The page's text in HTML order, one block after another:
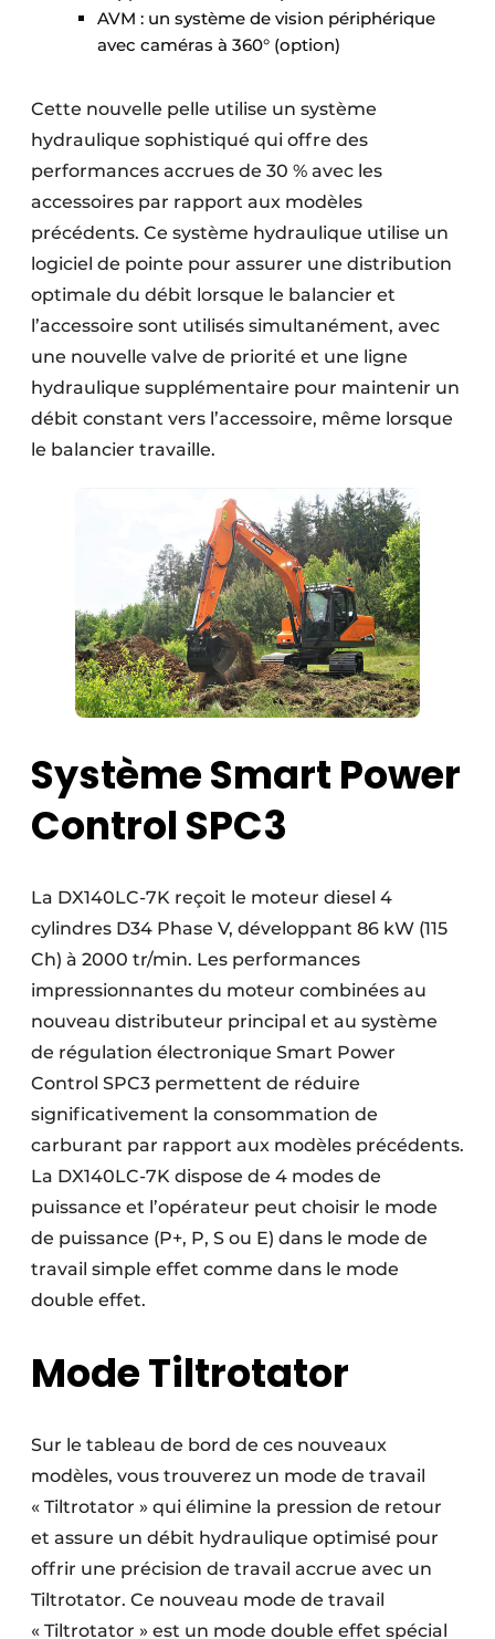
AVM : un système de vision périphérique
avec caméras à 360° (option)
Cette nouvelle pelle utilise un système
hydraulique sophistiqué qui offre des
performances accrues de 30 % avec les
accessoires par rapport aux modèles
précédents. Ce système hydraulique utilise un
logiciel de pointe pour assurer une distribution
optimale du débit lorsque le balancier et
l’accessoire sont utilisés simultanément, avec
une nouvelle valve de priorité et une ligne
hydraulique supplémentaire pour maintenir un
débit constant vers l’accessoire, même lorsque
le balancier travaille.
Système Smart Power
Control SPC3
La DX140LC-7K reçoit le moteur diesel 4
cylindres D34 Phase V, développant 86 kW (115
Ch) à 2000 tr/min. Les performances
impressionnantes du moteur combinées au
nouveau distributeur principal et au système
de régulation électronique Smart Power
Control SPC3 permettent de réduire
significativement la consommation de
carburant par rapport aux modèles précédents.
La DX140LC-7K dispose de 4 modes de
puissance et l’opérateur peut choisir le mode
de puissance (P+, P, S ou E) dans le mode de
travail simple effet comme dans le mode
double effet.
Mode Tiltrotator
Sur le tableau de bord de ces nouveaux
modèles, vous trouverez un mode de travail
« Tiltrotator » qui élimine la pression de retour
et assure un débit hydraulique optimisé pour
offrir une précision de travail accrue avec un
Tiltrotator. Ce nouveau mode de travail
« Tiltrotator » est un mode double effet spécial